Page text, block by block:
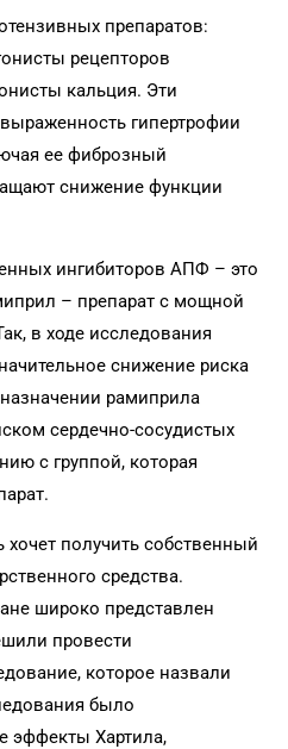
препаратов:
рецепторов
кальция. Эти
гипертрофии
ее фиброзный
снижение функции
ингибиторов АПФ – это
– препарат с мощной
в ходе исследования
снижение риска
рамиприла
сердечно-сосудистых
с группой, которая
получить собственный
средства.
широко представлен
провести
которое назвали
было
эффекты Хартила,